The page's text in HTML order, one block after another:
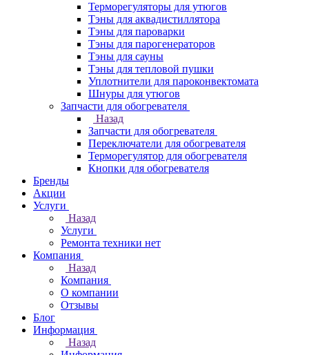
Терморегуляторы для утюгов
Тэны для аквадистиллятора
Тэны для пароварки
Тэны для парогенераторов
Тэны для сауны
Тэны для тепловой пушки
Уплотнители для пароконвектомата
Шнуры для утюгов
Запчасти для обогревателя
Назад
Запчасти для обогревателя
Переключатели для обогревателя
Терморегулятор для обогревателя
Кнопки для обогревателя
Бренды
Акции
Услуги
Назад
Услуги
Ремонта техники нет
Компания
Назад
Компания
О компании
Отзывы
Блог
Информация
Назад